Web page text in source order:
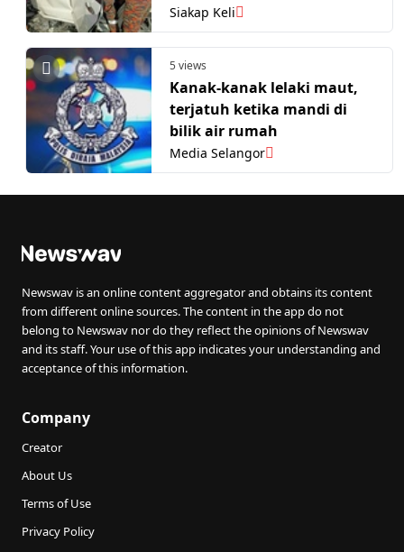
Gerik
Siakap Keli
5 views
Kanak-kanak lelaki maut,
terjatuh ketika mandi di
bilik air rumah
Media Selangor
Newswav is an online content aggregator and obtains its content
from different online sources. The content in the app do not
belong to Newswav nor do they reflect the opinions of Newswav
and its staff. Your use of this app indicates your understanding and
acceptance of this information.
Company
Creator
About Us
Terms of Use
Privacy Policy